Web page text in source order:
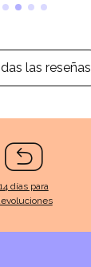
las reseñas
14 días para